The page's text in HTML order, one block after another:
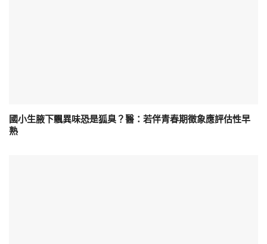
國小生腋下飄異味恐是狐臭？醫：若伴青春期徵象應評估性早
熟